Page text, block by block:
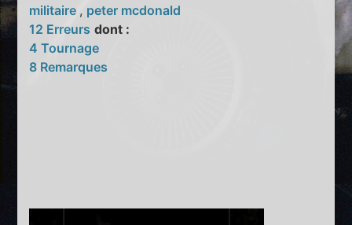
militaire , peter mcdonald
12 Erreurs dont :
4 Tournage
8 Remarques